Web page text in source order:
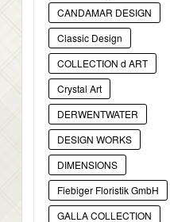
CANDAMAR DESIGN
Classic Design
COLLECTION d ART
Crystal Art
DERWENTWATER
DESIGN WORKS
DIMENSIONS
Fiebiger Floristik GmbH
GALLA COLLECTION